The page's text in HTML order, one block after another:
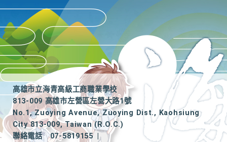
高雄市立海青高級工商職業學校
813-009 高雄市左營區左營大路1號
No.1, Zuoying Avenue, Zuoying Dist., Kaohsiung
City 813-009, Taiwan (R.O.C.)
聯絡電話
07-5819155
|